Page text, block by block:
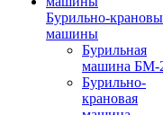
Бурильно-
машины
Бурильная
машина БМ-
Бурильно-
крановая